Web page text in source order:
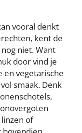
vooral denkt
kent de
niet. Want
door vind je
en vegetarische
smaak. Denk
of